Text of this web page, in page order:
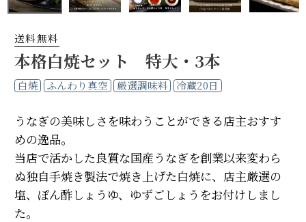
送料無料
本格白焼セット 特大・3本
白焼 ふんわり真空 厳選調味料 冷蔵20日
うなぎの美味しさを味わうことができる店主おすす
めの逸品。
当店で活かした良質な国産うなぎを創業以来変わら
ぬ独自手焼き製法で焼き上げた白焼に、店主厳選の
塩、ぽん酢しょうゆ、ゆずごしょうをお付けしまし
た。